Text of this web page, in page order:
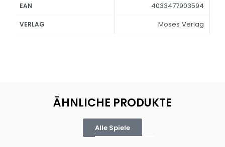
EAN 4033477903594
VERLAG Moses Verlag
ÄHNLICHE PRODUKTE
Alle Spiele